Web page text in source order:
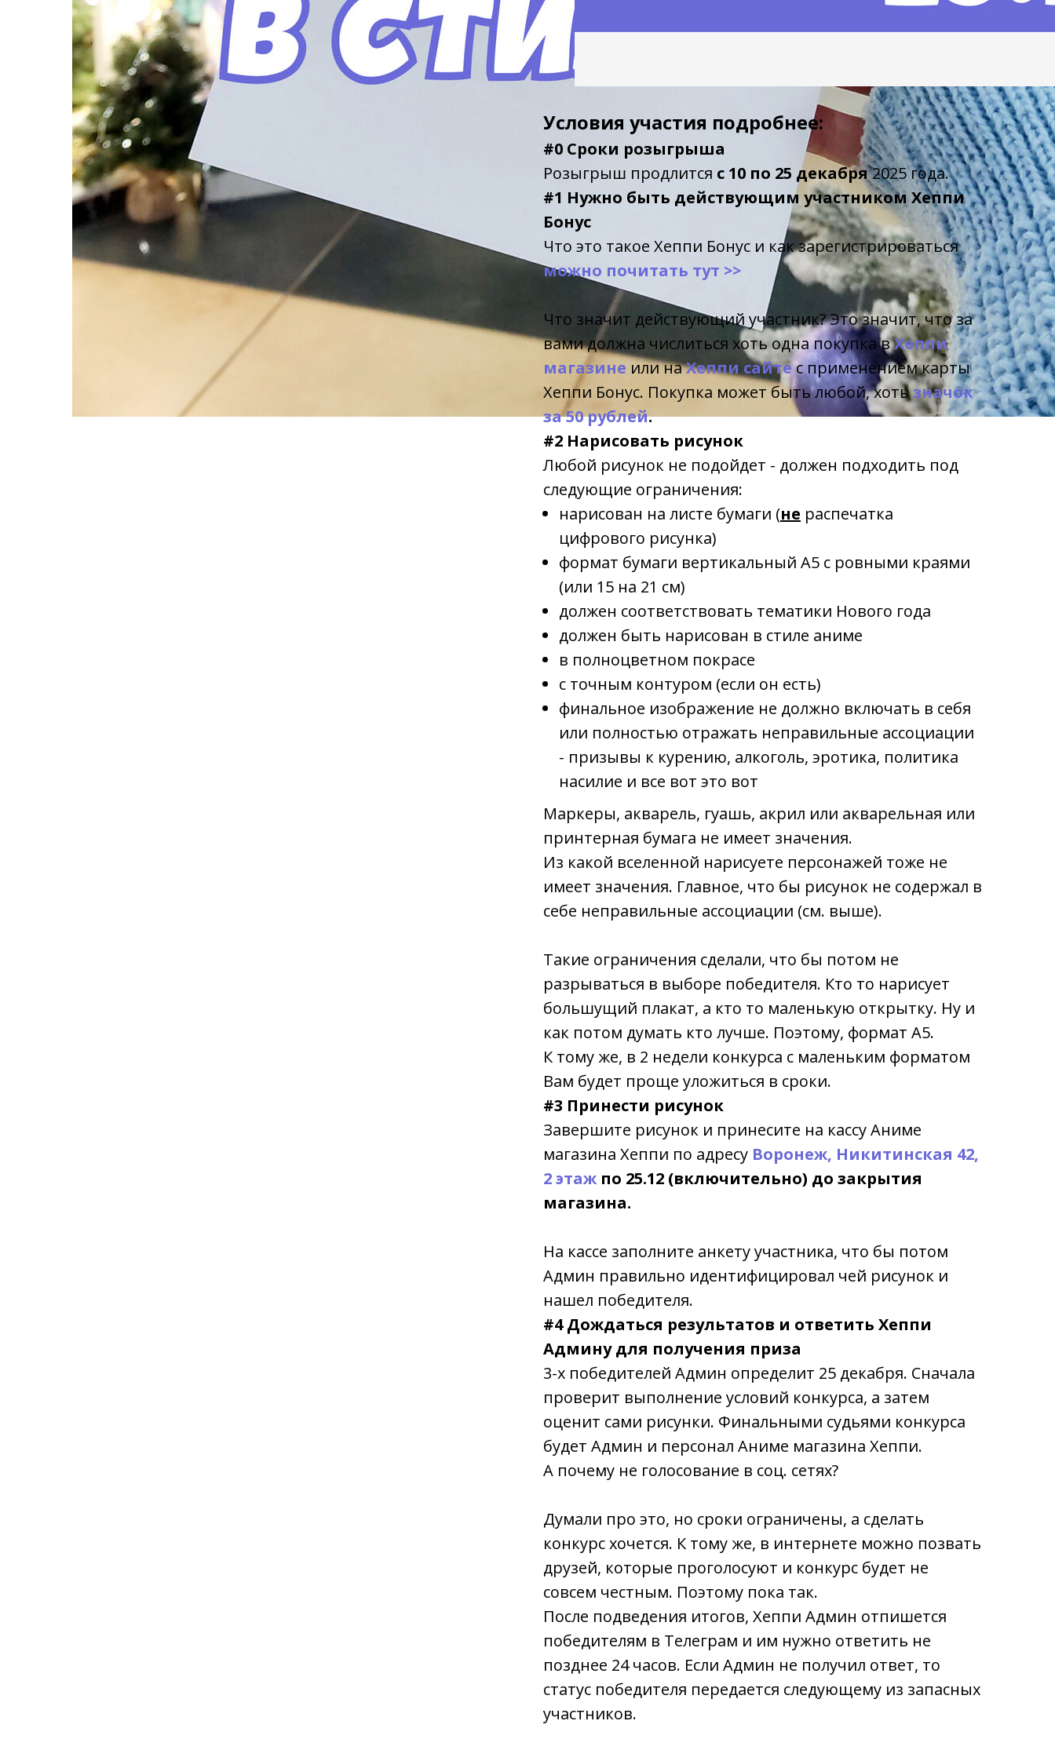
Условия участия подробнее:
#0 Сроки розыгрыша
Розыгрыш продлится с 10 по 25 декабря2025 года.
#1 Нужно быть действующим участником Хеппи
Бонус
Что это такое Хеппи Бонус и как зарегистрироваться
можно почитать тут >>
Что значит действующий участник? Это значит, что за
вами должна числиться хоть одна покупка вХеппи
магазине или наХеппи сайтес применением карты
Хеппи Бонус. Покупка может быть любой, хотьзначок
за 50 рублей.
#2 Нарисовать рисунок
Любой рисунок не подойдет - должен подходить под
следующие ограничения:
нарисован на листе бумаги (не распечатка
цифрового рисунка)
формат бумаги вертикальный А5 с ровными краями
(или 15 на 21 см)
должен соответствовать тематики Нового года
должен быть нарисован в стиле аниме
в полноцветном покрасе
с точным контуром (если он есть)
финальное изображение не должно включать в себя
или полностью отражать неправильные ассоциации
- призывы к курению, алкоголь, эротика, политика
насилие и все вот это вот
Маркеры, акварель, гуашь, акрил или акварельная или
принтерная бумага не имеет значения.
Из какой вселенной нарисуете персонажей тоже не
имеет значения. Главное, что бы рисунок не содержал в
себе неправильные ассоциации (см. выше).
Такие ограничения сделали, что бы потом не
разрываться в выборе победителя. Кто то нарисует
большущий плакат, а кто то маленькую открытку. Ну и
как потом думать кто лучше. Поэтому, формат А5.
К тому же, в 2 недели конкурса с маленьким форматом
Вам будет проще уложиться в сроки.
#3 Принести рисунок
Завершите рисунок и принесите на кассу Аниме
магазина Хеппи по адресу Воронеж, Никитинская 42,
2 этаж по 25.12 (включительно) до закрытия
магазина.
На кассе заполните анкету участника, что бы потом
Админ правильно идентифицировал чей рисунок и
нашел победителя.
#4 Дождаться результатов и ответить Хеппи
Админу для получения приза
3-х победителей Админ определит 25 декабря. Сначала
проверит выполнение условий конкурса, а затем
оценит сами рисунки. Финальными судьями конкурса
будет Админ и персонал Аниме магазина Хеппи.
А почему не голосование в соц. сетях?
Думали про это, но сроки ограничены, а сделать
конкурс хочется. К тому же, в интернете можно позвать
друзей, которые проголосуют и конкурс будет не
совсем честным. Поэтому пока так.
После подведения итогов, Хеппи Админ отпишется
победителям в Телеграм и им нужно ответить не
позднее 24 часов. Если Админ не получил ответ, то
статус победителя передается следующему из запасных
участников.